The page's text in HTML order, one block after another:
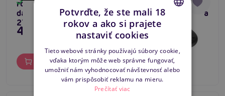
rotačná tanečná (pole
dance) tyč 220-
275cm
Skladom
439,80 €
Do košíka
Páry milujú
Double Vibration
(Black), stimulátor na
diaľkové ovládanie
pre ženy
79,80 €
Do košíka
CZECH
ENGLISH
Potvrďte, že ste mali 18
rokov a ako si prajete
nastaviť cookies
Tieto webové stránky používajú súbory cookie,
vďaka ktorým môže web správne fungovať,
umožniť nám vyhodnocovať návštevnosť alebo
vám prispôsobiť reklamu na mieru.
Prečítať viac